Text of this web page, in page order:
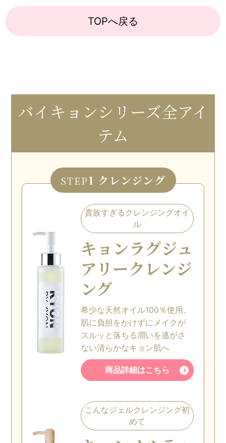
TOPへ戻る
バイキョンシリーズ全アイ
テム
STEP1 クレンジング
貴族すぎるクレンジングオイ
ル
キョンラグジュ
アリークレンジ
ング
希少な天然オイル100％使用。
肌に負担をかけずにメイクが
スルッと落ちる潤いを逃がさ
ない清らかなキョン肌へ
商品詳細はこちら
こんなジェルクレンジング初
めて